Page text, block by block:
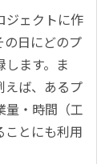
ジェクトに作
の日にどのプ
ます。ま
えば、あるプ
量・時間（工
ことにも利用